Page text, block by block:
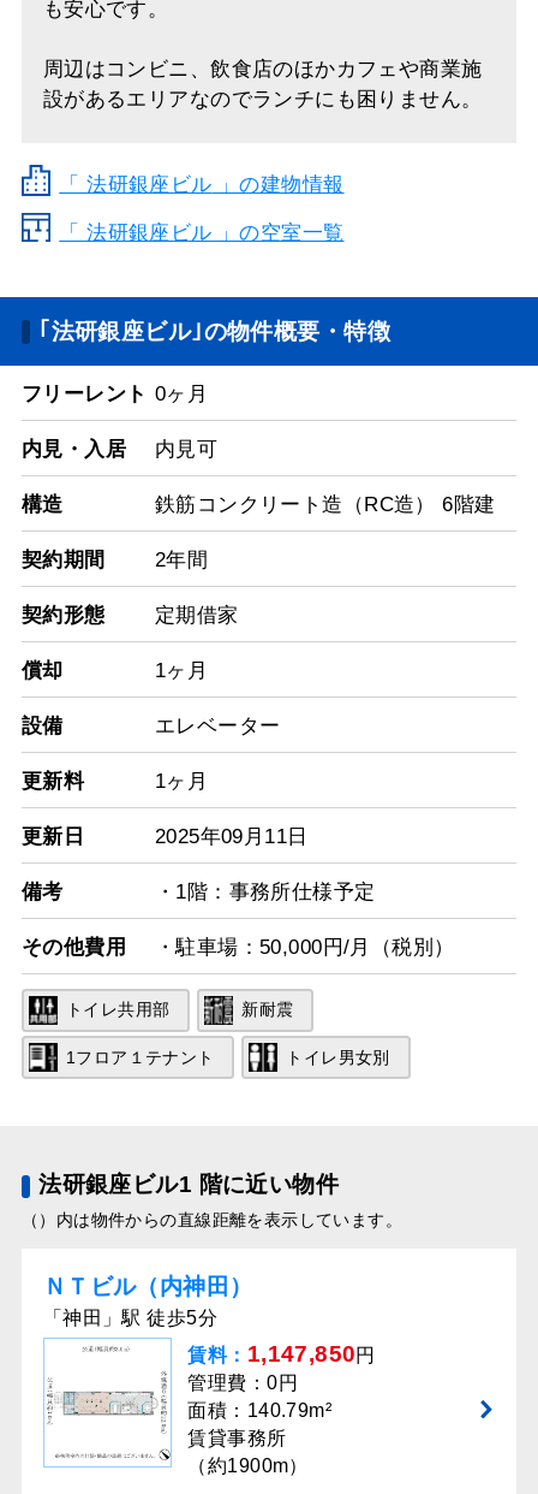
も安心です。
周辺はコンビニ、飲食店のほかカフェや商業施
設があるエリアなのでランチにも困りません。
「法研銀座ビル 」の建物情報
「 法研銀座ビル 」の空室一覧
｢法研銀座ビル｣の物件概要・特徴
フリーレント 0ヶ月
内見・入居 内見可
構造 鉄筋コンクリート造（RC造） 6階建
契約期間 2年間
契約形態 定期借家
償却 1ヶ月
設備 エレベーター
更新料 1ヶ月
更新日 2025年09月11日
備考 ・1階：事務所仕様予定
その他費用 ・駐車場：50,000円/月（税別）
トイレ共用部 新耐震
1フロア１テナント トイレ男女別
法研銀座ビル1 階に近い物件
（）内は物件からの直線距離を表示しています。
ＮＴビル（内神田）
「神田」駅 徒歩5分
賃料： 1,147,850円
管理費：0円
面積：140.79m²
賃貸事務所
（約1900m）